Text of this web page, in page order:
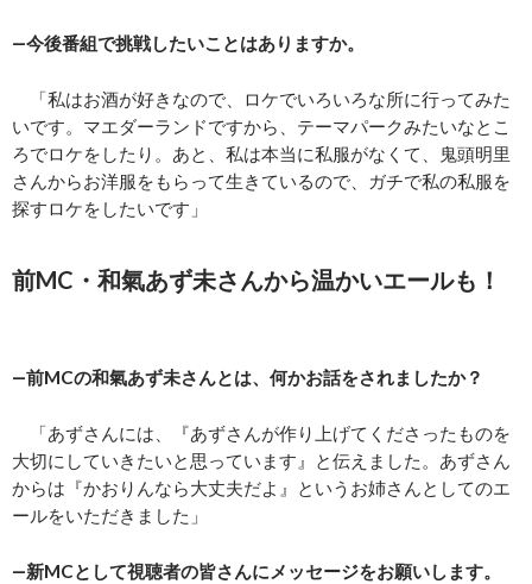
―今後番組で挑戦したいことはありますか。
「私はお酒が好きなので、ロケでいろいろな所に行ってみた
いです。マエダーランドですから、テーマパークみたいなとこ
ろでロケをしたり。あと、私は本当に私服がなくて、鬼頭明里
さんからお洋服をもらって生きているので、ガチで私の私服を
探すロケをしたいです」
前MC ・和氣あず未さんから温かいエールも！
―前MCの和氣あず未さんとは、何かお話をされましたか？
「あずさんには、『あずさんが作り上げてくださったものを
大切にしていきたいと思っています』と伝えました。あずさん
からは『かおりんなら大丈夫だよ』というお姉さんとしてのエ
ールをいただきました」
―新MCとして視聴者の皆さんにメッセージをお願いします。